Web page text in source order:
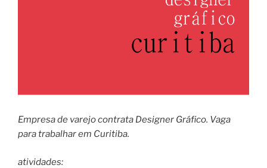
Empresa de varejo contrata Designer Gráfico. Vaga
para trabalhar em Curitiba.
atividades: